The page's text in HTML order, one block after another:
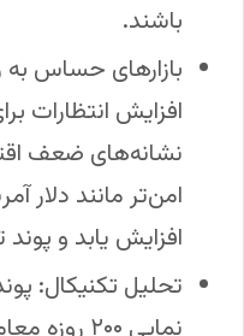
باشند.
بازارهای حساس به
افزایش انتظارات
نشانه‌های ضعف
امن‌تر مانند دلار
افزایش یابد و
تحلیل تکنیکال:
نمایی